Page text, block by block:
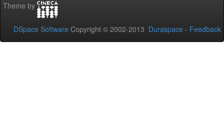
Theme by
DSpace Software Copyright © 2002-2013 Duraspace - Feedback